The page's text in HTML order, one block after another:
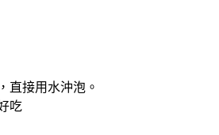
直接用水沖泡。
吃